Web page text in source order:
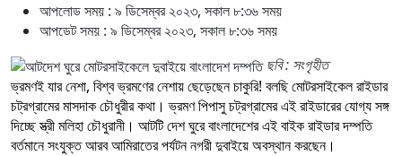
আপলোড সময় : ৯ ডিসেম্বর ২০২৩, সকাল ৮:৩৬ সময়
আপডেট সময় : ৯ ডিসেম্বর ২০২৩, সকাল ৮:৩৬ সময়
ছবি : সংগৃহীত
ভ্রমণই যার নেশা, বিশ্ব ভ্রমণের নেশায় ছেড়েছেন চাকুরি! বলছি মোটরসাইকেল রাইডার
চট্রগ্রামের মাসদাক চৌধুরীর কথা। ভ্রমণ পিপাসু চট্রগ্রামের এই রাইডারের যোগ্য সঙ্গ
দিচ্ছে স্ত্রী মলিহা চৌধুরানী। আটটি দেশ ঘুরে বাংলাদেশের এই বাইক রাইডার দম্পতি
বর্তমানে সংযুক্ত আরব আমিরাতের পর্যটন নগরী দুবাইয়ে অবস্থান করছেন।